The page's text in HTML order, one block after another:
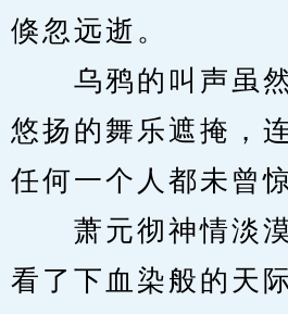
倏忽远逝。
乌鸦的叫声虽然
悠扬的舞乐遮掩，
任何一个人都未曾
萧元彻神情淡漠
看了下血染般的天